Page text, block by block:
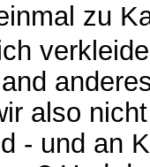
zu
also
- und an